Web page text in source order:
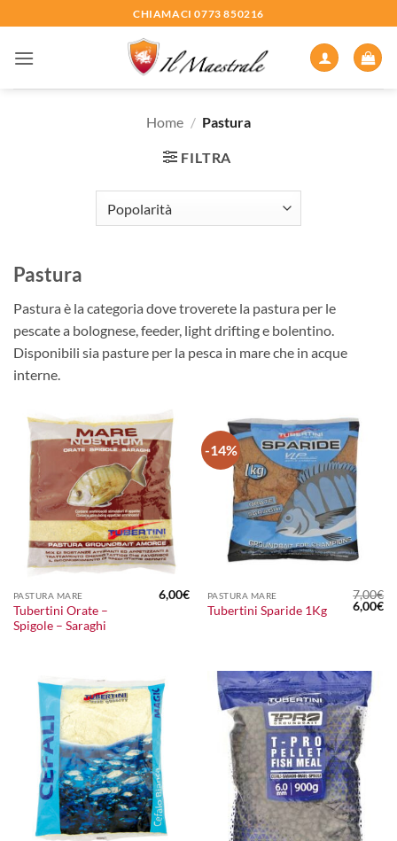
ai
contenuti
CHIAMACI 0773 850216
Home / Pastura
FILTRA
Pastura
Pastura è la categoria dove troverete la pastura per le
pescate a bolognese, feeder, light drifting e bolentino.
Disponibili sia pasture per la pesca in mare che in acque
interne.
PASTURA MARE
Tubertini Orate –
Spigole – Saraghi
6,00€
-14%
PASTURA MARE
Tubertini Sparide 1Kg
7,00€
Il
prezzo
6,00€Il